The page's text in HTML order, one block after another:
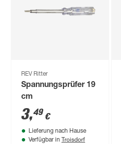
REV Ritter
Spannungsprüfer 19
cm
3,49 €
Lieferung nach Hause
Verfügbar in Troisdorf